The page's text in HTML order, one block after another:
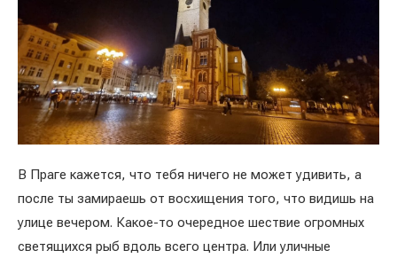
В Праге кажется, что тебя ничего не может удивить, а
после ты замираешь от восхищения того, что видишь на
улице вечером. Какое-то очередное шествие огромных
светящихся рыб вдоль всего центра. Или уличные